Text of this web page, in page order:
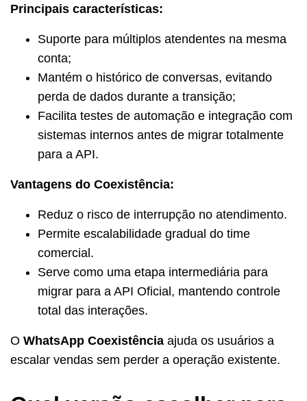
Principais características:
Suporte para múltiplos atendentes na mesma
conta;
Mantém o histórico de conversas, evitando
perda de dados durante a transição;
Facilita testes de automação e integração com
sistemas internos antes de migrar totalmente
para a API.
Vantagens do Coexistência:
Reduz o risco de interrupção no atendimento.
Permite escalabilidade gradual do time
comercial.
Serve como uma etapa intermediária para
migrar para a API Oficial, mantendo controle
total das interações.
O WhatsApp Coexistência ajuda os usuários a
escalar vendas sem perder a operação existente.